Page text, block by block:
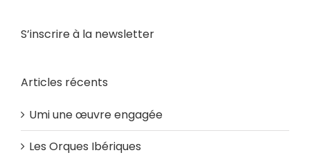
S’inscrire à la newsletter
Articles récents
Umi une œuvre engagée
Les Orques Ibériques